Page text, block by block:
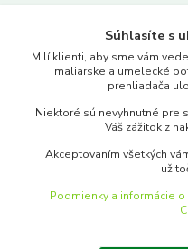
www.merkantil.sk
Pondelok-Piatok: 9.00-17.00hod.
objednavky@merkantil-
Súhlasíte s
Milí klienti, aby sme vám
maliarske a umelecké
prehliadača
Niektoré sú nevyhnutné pre
Váš zážitok z
Akceptovaním všetkých
Podmienky a informácie